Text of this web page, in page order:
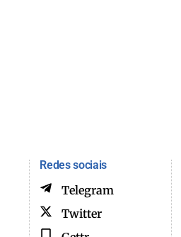
Redes sociais
Telegram
Twitter